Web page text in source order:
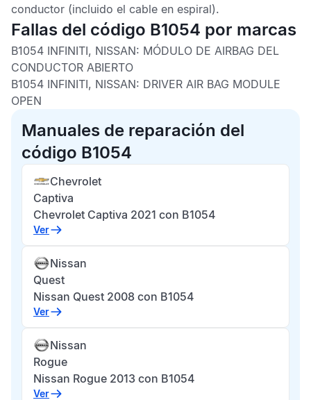
conductor (incluido el cable en espiral).
Fallas del código B1054 por marcas
B1054 INFINITI, NISSAN: MÓDULO DE AIRBAG DEL
CONDUCTOR ABIERTO
B1054 INFINITI, NISSAN: DRIVER AIR BAG MODULE
OPEN
Manuales de reparación del
código B1054
Chevrolet
Captiva
Chevrolet Captiva 2021 con B1054
Ver
Nissan
Quest
Nissan Quest 2008 con B1054
Ver
Nissan
Rogue
Nissan Rogue 2013 con B1054
Ver